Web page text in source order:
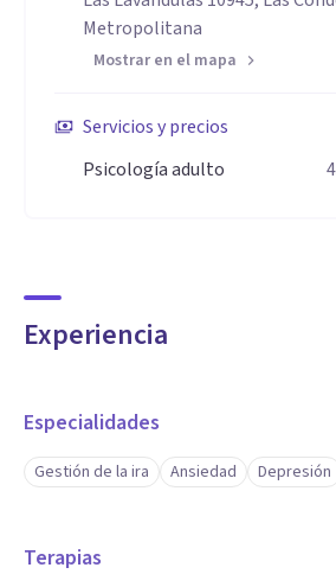
Metropolitana
Mostrar en el mapa
Servicios y precios
Psicología adulto
Experiencia
Especialidades
Gestión de la ira Ansiedad Depresión
Terapias